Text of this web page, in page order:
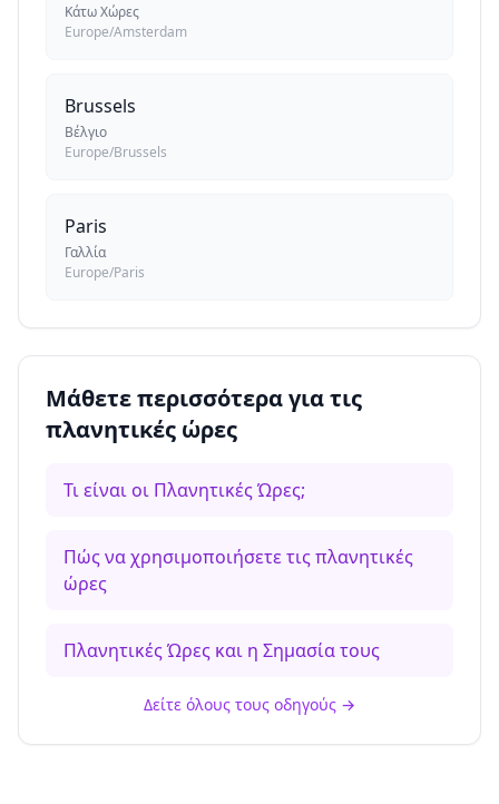
Κάτω Χώρες
Europe/Amsterdam
Brussels
Βέλγιο
Europe/Brussels
Paris
Γαλλία
Europe/Paris
Μάθετε περισσότερα για τις
πλανητικές ώρες
Τι είναι οι Πλανητικές Ώρες;
Πώς να χρησιμοποιήσετε τις πλανητικές
ώρες
Πλανητικές Ώρες και η Σημασία τους
Δείτε όλους τους οδηγούς →